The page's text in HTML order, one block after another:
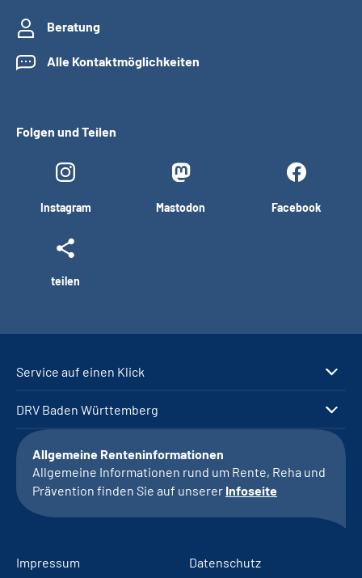
Beratung
Alle Kontaktmöglichkeiten
Folgen und Teilen
Instagram Mastodon Facebook
teilen
Service auf einen Klick
DRV Baden Württemberg
Allgemeine Renteninformationen
Allgemeine Informationen rund um Rente, Reha und
Prävention finden Sie auf unserer Infoseite
Impressum Datenschutz